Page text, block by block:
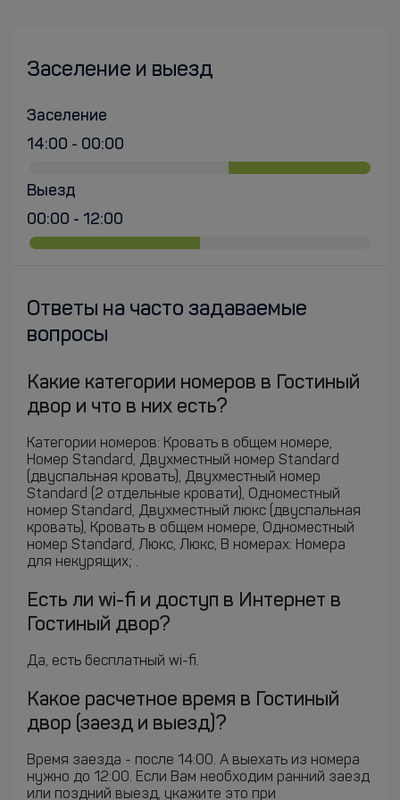
Заселение и выезд
Заселение
14:00 - 00:00
Выезд
00:00 - 12:00
Ответы на часто задаваемые
вопросы
Какие категории номеров в Гостиный
двор и что в них есть?
Категории номеров: Кровать в общем номере,
Номер Standard, Двухместный номер Standard
(двуспальная кровать), Двухместный номер
Standard (2 отдельные кровати), Одноместный
номер Standard, Двухместный люкс (двуспальная
кровать), Кровать в общем номере, Одноместный
номер Standard, Люкс, Люкс, В номерах: Номера
для некурящих; .
Есть ли wi-fi и доступ в Интернет в
Гостиный двор?
Да, есть бесплатный wi-fi.
Какое расчетное время в Гостиный
двор (заезд и выезд)?
Время заезда - после 14:00. А выехать из номера
нужно до 12:00. Если Вам необходим ранний заезд
или поздний выезд, укажите это при